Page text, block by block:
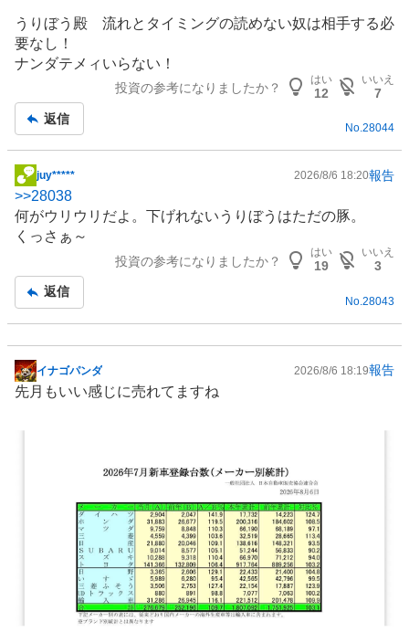
うりぼう殿 流れとタイミングの読めない奴は相手する必
要なし！
ナンダテメィいらない！
投資の参考になりましたか？
はい
12
いいえ
7
返信
No.28044
掲
示
板
記
juy***** 2026/8/6 18:20報告
>>28038
何がウリウリだよ。下げれないうりぼうはただの豚。
くっさぁ～
投資の参考になりましたか？
はい
19
いいえ
3
返信
No. 28043
掲
示
イナゴパンダ 2026/8/6 18:19報告
先月もいい感じに売れてますね